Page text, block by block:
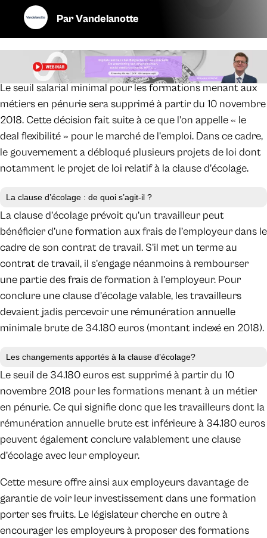
ParVandelanotte
Le seuil salarial minimal pour les formations menant aux
métiers en pénurie sera supprimé à partir du 10 novembre
2018. Cette décision fait suite à ce que l’on appelle « le
deal flexibilité » pour le marché de l’emploi. Dans ce cadre,
le gouvernement a débloqué plusieurs projets de loi dont
notamment le projet de loi relatif à la clause d’écolage.
La clause d’écolage : de quoi s’agit-il ?
La clause d’écolage prévoit qu’un travailleur peut
bénéficier d’une formation aux frais de l’employeur dans le
cadre de son contrat de travail. S’il met un terme au
contrat de travail, il s’engage néanmoins à rembourser
une partie des frais de formation à l’employeur. Pour
conclure une clause d’écolage valable, les travailleurs
devaient jadis percevoir une rémunération annuelle
minimale brute de 34.180 euros (montant indexé en 2018).
Les changements apportés à la clause d’écolage?
Le seuil de 34.180 euros est supprimé à partir du 10
novembre 2018 pour les formations menant à un métier
en pénurie. Ce qui signifie donc que les travailleurs dont la
rémunération annuelle brute est inférieure à 34.180 euros
peuvent également conclure valablement une clause
d’écolage avec leur employeur.
Cette mesure offre ainsi aux employeurs davantage de
garantie de voir leur investissement dans une formation
porter ses fruits. Le législateur cherche en outre à
encourager les employeurs à proposer des formations